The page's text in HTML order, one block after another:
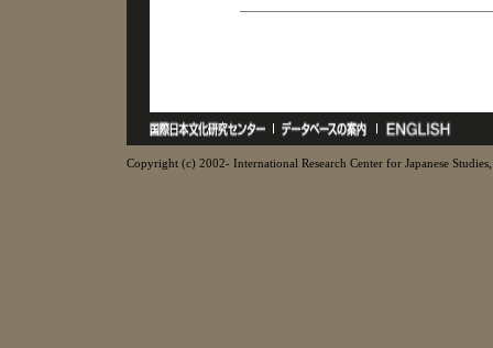
Copyright (c) 2002- International Research Center for Japanese